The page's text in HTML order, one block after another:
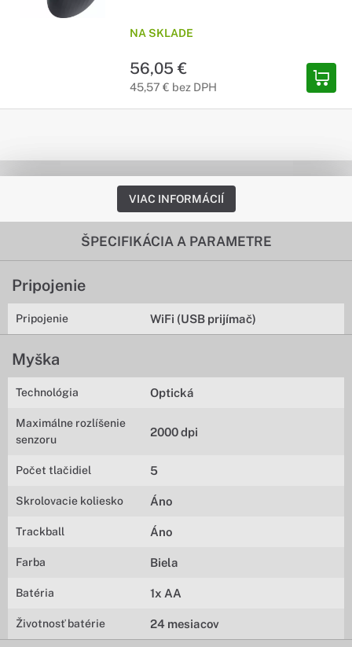
NA SKLADE
56,05 €
45,57 € bez DPH
VIAC INFORMÁCIÍ
ŠPECIFIKÁCIA A PARAMETRE
Pripojenie
Pripojenie WiFi (USB prijímač)
Myška
Technológia Optická
Maximálne rozlíšenie
senzoru
2000 dpi
Počet tlačidiel 5
Skrolovacie koliesko Áno
Trackball Áno
Farba Biela
Batéria 1x AA
Životnosť batérie 24 mesiacov